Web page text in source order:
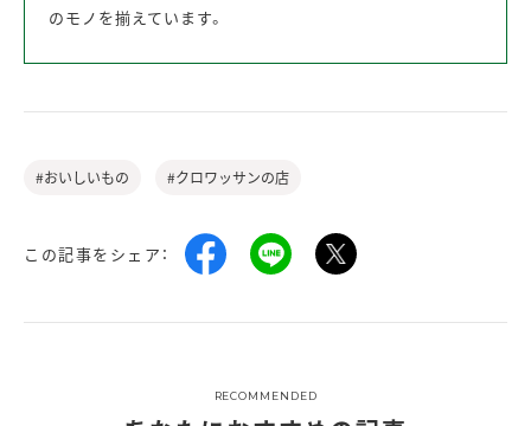
のモノを揃えています。
#おいしいもの #クロワッサンの店
この記事をシェア：
RECOMMENDED